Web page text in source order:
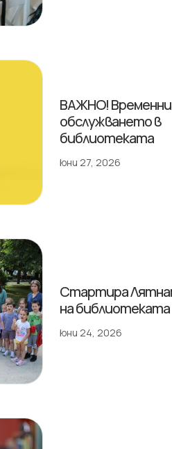
ВАЖНО! Временни
обслужването в
библиотеката
юни 27, 2026
Стартира
на библиотеката
юни 24, 2026